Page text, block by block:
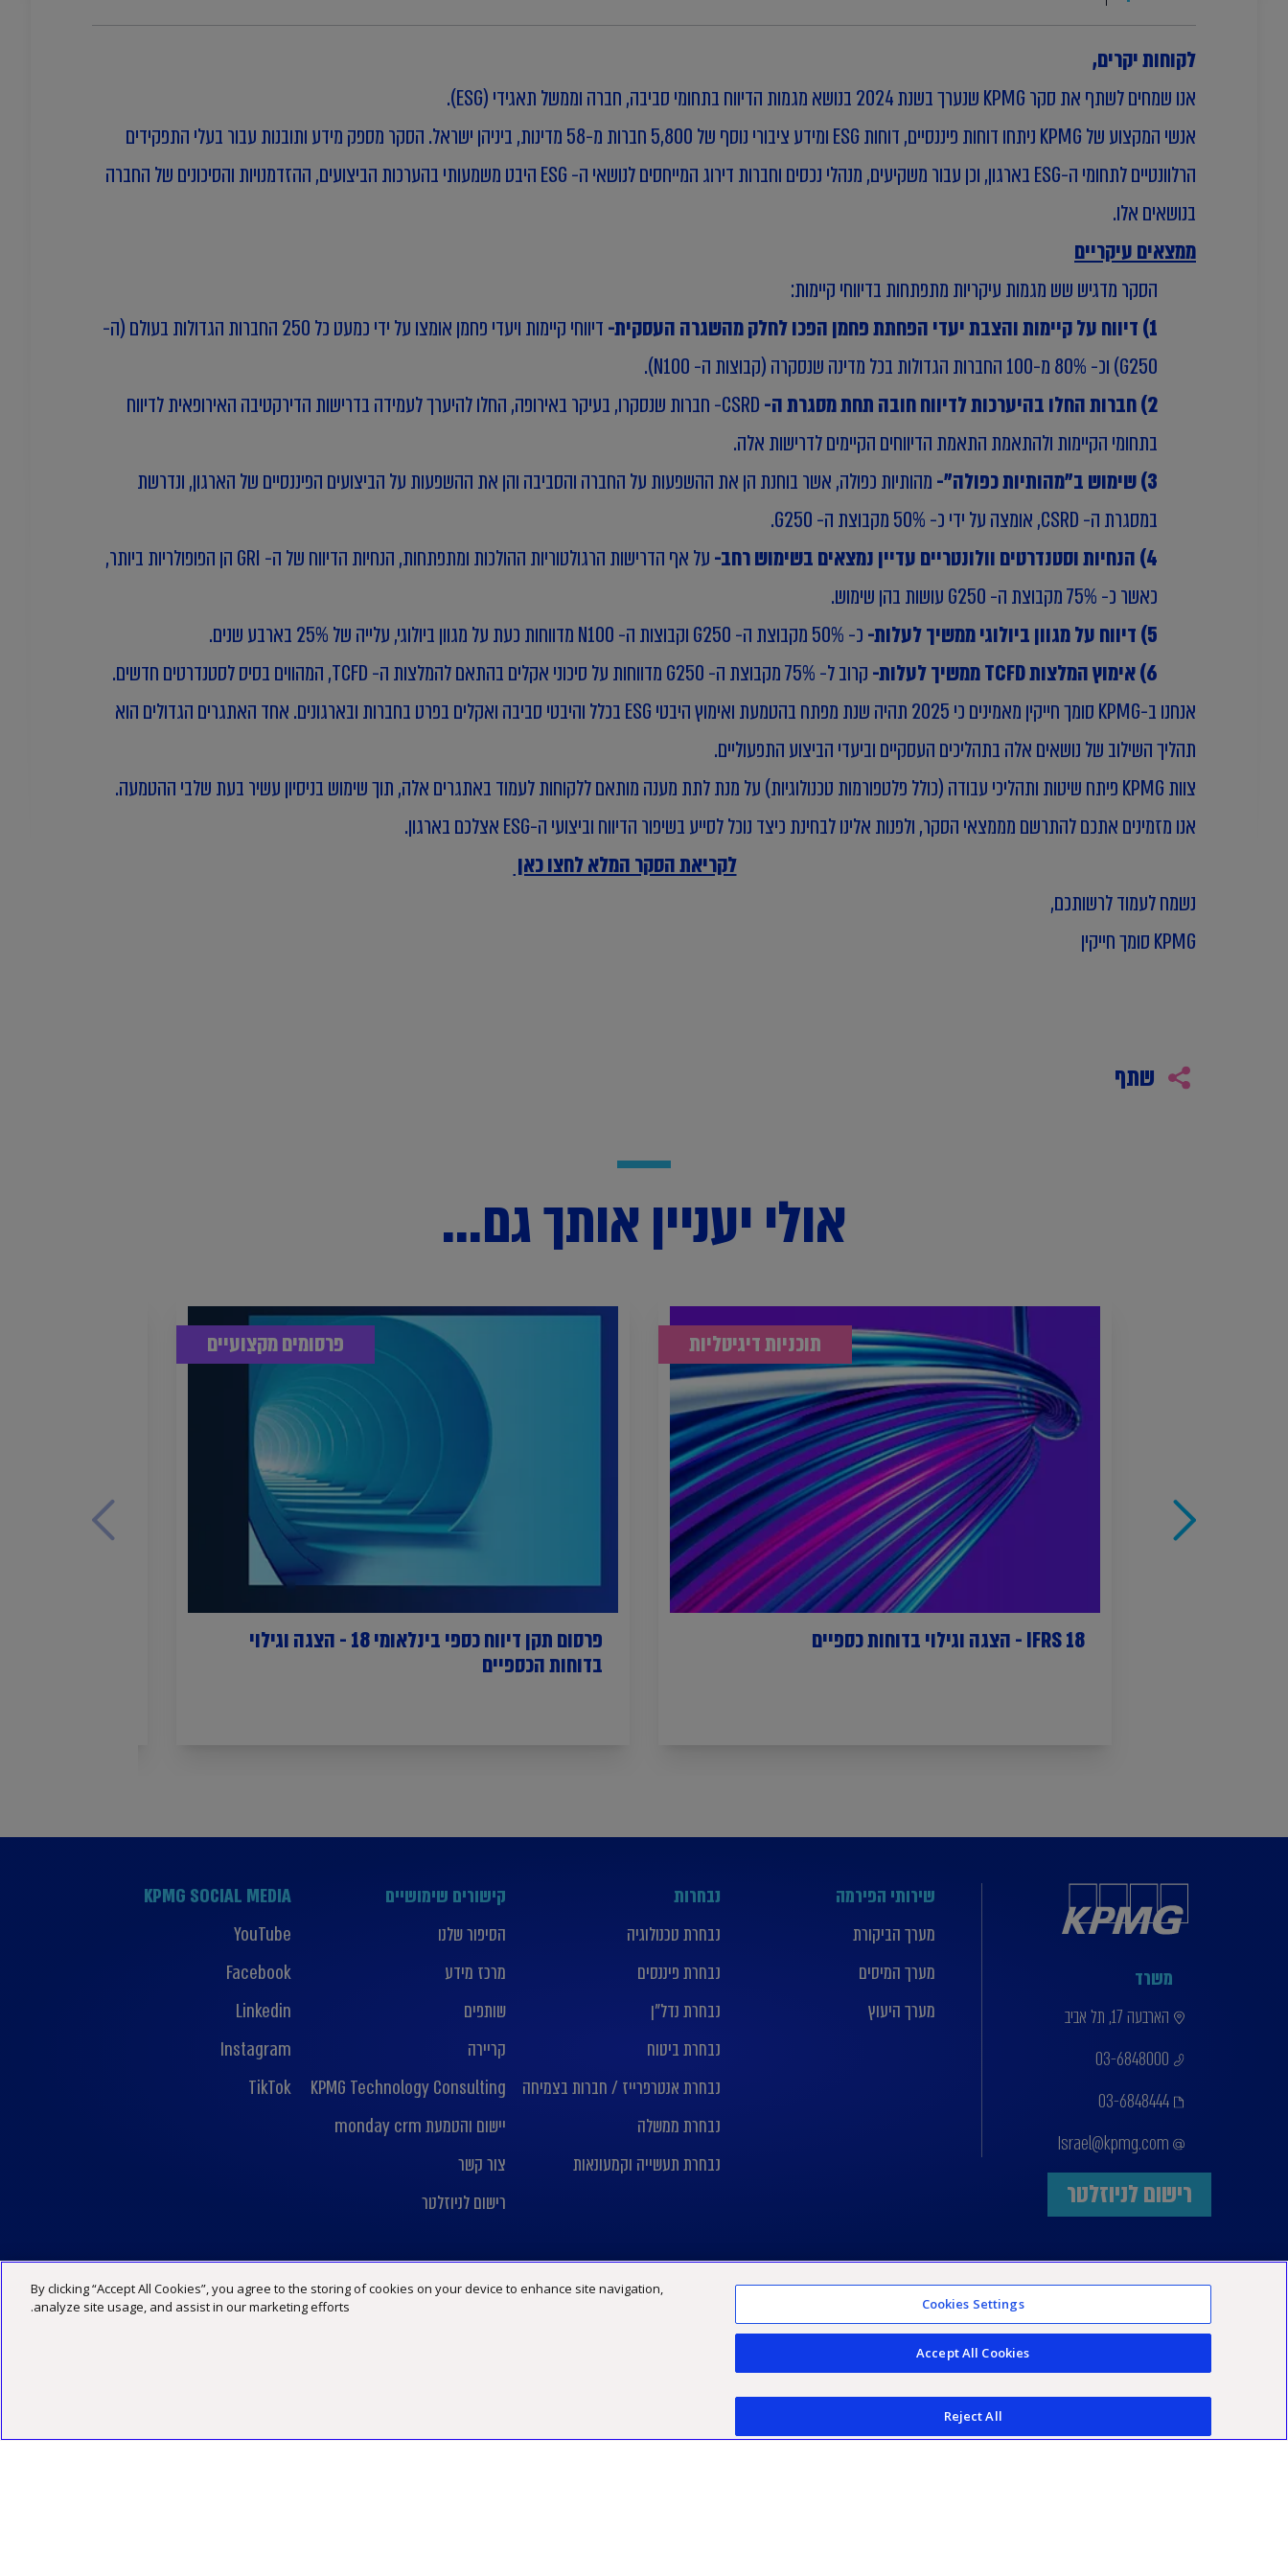
לקוחות יקרים,
אנו שמחים לשתף את סקר KPMG שנערך בשנת 2024 בנושא מגמות הדיווח בתחומי סביבה, חברה וממשל תאגידי (ESG).
אנשי המקצוע של KPMG ניתחו דוחות פיננסיים, דוחות ESG ומידע ציבורי נוסף של 5,800 חברות מ-58 מדינות, ביניהן ישראל. הסקר מספק מידע ותובנות עבור בעלי התפקידים
הרלוונטיים לתחומי ה-ESG בארגון, וכן עבור משקיעים, מנהלי נכסים וחברות דירוג המייחסים לנושאי ה- ESG היבט משמעותי בהערכות הביצועים, ההזדמנויות והסיכונים של החברה
בנושאים אלו.
ממצאים עיקריים
הסקר מדגיש שש מגמות עיקריות מתפתחות בדיווחי קיימות:
1) דיווח על קיימות והצבת יעדי הפחתת פחמן הפכו לחלק מהשגרה העסקית-
דיווחי קיימות ויעדי פחמן אומצו על ידי כמעט כל 250 החברות הגדולות בעולם (ה-
G250) וכ- 80% מ-100 החברות הגדולות בכל מדינה שנסקרה (קבוצות ה- N100).
2) חברות החלו בהיערכות לדיווח חובה תחת מסגרת ה-
CSRD- חברות שנסקרו, בעיקר באירופה, החלו להיערך לעמידה בדרישות הדירקטיבה האירופאית לדיווח
בתחומי הקיימות ולהתאמת התאמת הדיווחים הקיימים לדרישות אלה.
3) שימוש ב"מהותיות כפולה"-
מהותיות כפולה, אשר בוחנת הן את ההשפעות על החברה והסביבה והן את ההשפעות על הביצועים הפיננסיים של הארגון, ונדרשת
במסגרת ה- CSRD, אומצה על ידי כ- 50% מקבוצת ה- G250.
4) הנחיות וסטנדרטים וולונטריים עדיין נמצאים בשימוש רחב-
על אף הדרישות הרגולטוריות ההולכות ומתפתחות, הנחיות הדיווח של ה- GRI הן הפופולריות ביותר,
כאשר כ- 75% מקבוצת ה- G250 עושות בהן שימוש.
5) דיווח על מגוון ביולוגי ממשיך לעלות-
כ- 50% מקבוצת ה- G250 וקבוצות ה- N100 מדווחות כעת על מגוון ביולוגי, עלייה של 25% בארבע שנים.
6) אימוץ המלצות TCFD ממשיך לעלות-
קרוב ל- 75% מקבוצת ה- G250 מדווחות על סיכוני אקלים בהתאם להמלצות ה- TCFD, המהווים בסיס לסטנדרטים חדשים.
אנחנו ב-KPMG סומך חייקין מאמינים כי 2025 תהיה שנת מפתח בהטמעת ואימוץ היבטי ESG בכלל והיבטי סביבה ואקלים בפרט בחברות ובארגונים. אחד האתגרים הגדולים הוא
תהליך השילוב של נושאים אלה בתהליכים העסקיים וביעדי הביצוע התפעוליים.
צוות KPMG פיתח שיטות ותהליכי עבודה (כולל פלטפורמות טכנולוגיות) על מנת לתת מענה מותאם ללקוחות לעמוד באתגרים אלה, תוך שימוש בניסיון עשיר בעת שלבי ההטמעה.
אנו מזמינים אתכם להתרשם מממצאי הסקר, ולפנות אלינו לבחינת כיצד נוכל לסייע בשיפור הדיווח וביצועי ה-ESG אצלכם בארגון.
לקריאת הסקר המלא לחצו כאן
נשמח לעמוד לרשותכם,
KPMG סומך חייקין
שתף
אולי יעניין אותך גם...
תוכניות דיגיטליות
IFRS 18 - הצגה וגילוי בדוחות כספיים
פרסומים מקצועיים
פרסום תקן דיווח כספי בינלאומי 18 - הצגה וגילוי
בדוחות הכספיים
משרד
הארבעה 17, תל אביב
03-6848000
03-6848444
Israel@kpmg.com
רישום לניוזלטר
שירותי הפירמה
מערך הביקורת
מערך המיסים
מערך היעוץ
נבחרות
נבחרת טכנולוגיה
נבחרת פיננסים
נבחרת נדל”ן
נבחרת ביטוח
נבחרת אנטרפרייז / חברות בצמיחה
נבחרת ממשלה
נבחרת תעשייה וקמעונאות
קישורים שימושיים
הסיפור שלנו
מרכז מידע
שותפים
קריירה
KPMG Technology Consulting
יישום והטמעת monday crm
צור קשר
רישום לניוזלטר
KPMG SOCIAL MEDIA
YouTube
Facebook
Linkedin
Instagram
TikTok
מדיניות פרטיות הצהרת נגישות תנאי האתר
By clicking “Accept All Cookies”, you agree to the storing of cookies on your device to enhance site navigation,
analyze site usage, and assist in our marketing efforts.
Cookies Settings
Reject All
Accept All Cookies